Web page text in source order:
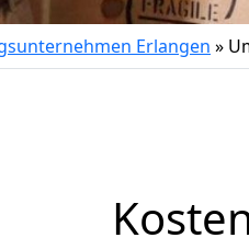
Erlangen »